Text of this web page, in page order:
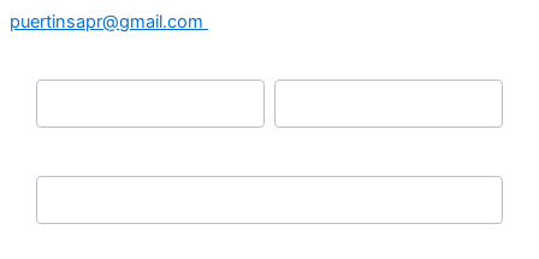
puertinsapr@gmail.com